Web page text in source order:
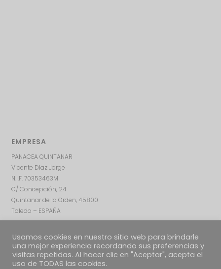
EMPRESA
PANACEA QUINTANAR
Vicente Díaz Jorge
N.I.F. 70353463M
C/ Concepción, 24
Quintanar de la Orden, 45800
Toledo – ESPAÑA
Usamos cookies en nuestro sitio web para brindarle
una mejor experiencia recordando sus preferencias y
visitas repetidas. Al hacer clic en "Aceptar", acepta el
uso de TODAS las cookies.